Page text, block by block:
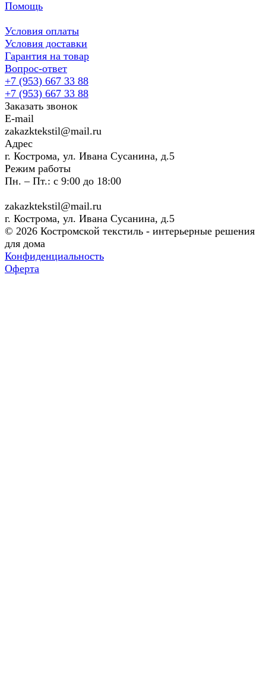
Помощь
Условия оплаты
Условия доставки
Гарантия на товар
Вопрос-ответ
+7 (953) 667 33 88
+7 (953) 667 33 88
Заказать звонок
E-mail
zakazktekstil@mail.ru
Адрес
г. Кострома, ул. Ивана Сусанина, д.5
Режим работы
Пн. – Пт.: с 9:00 до 18:00
zakazktekstil@mail.ru
г. Кострома, ул. Ивана Сусанина, д.5
© 2026 Костромской текстиль - интерьерные решения
для дома
Конфиденциальность
Оферта